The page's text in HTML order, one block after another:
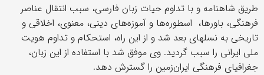
طریق شاهنامه و با تداوم حیات زبان فارسی، سبب انتقال عناصر
فرهنگی، باورها، اسطوره‌ها و آموزه‌های دینی، معنوی، اخلاقی و
تاریخی به نسلهای بعد شد و از این راه، استحکام و تداوم هویت
ملی ایرانی را سبب گردید. وی موفق شد با استفاده از این زبان،
جغرافیای فرهنگی ایران‌زمین را گسترش دهد.